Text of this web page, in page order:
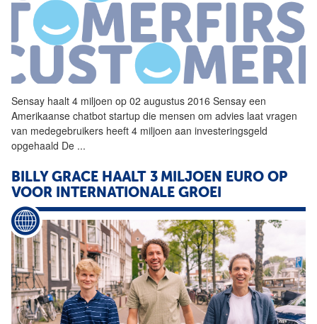
Sensay haalt 4 miljoen op 02 augustus 2016 Sensay een
Amerikaanse chatbot startup die mensen om advies laat vragen
van medegebruikers heeft 4 miljoen aan investeringsgeld
opgehaald De ...
BILLY GRACE HAALT 3 MILJOEN EURO OP
VOOR INTERNATIONALE GROEI